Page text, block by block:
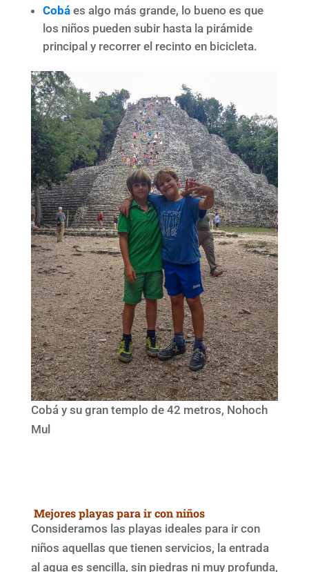
Cobáes algo más grande, lo bueno es que
los niños pueden subir hasta la pirámide
principal y recorrer el recinto en bicicleta.
Cobá y su gran templo de 42 metros, Nohoch
Mul
Mejores playas para ir con niños
Consideramos las playas ideales para ir con
niños aquellas que tienen servicios, la entrada
al agua es sencilla, sin piedras ni muy profunda,